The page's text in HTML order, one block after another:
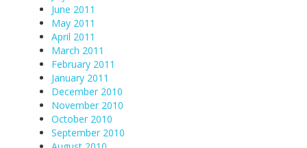
June 2011
May 2011
April 2011
March 2011
February 2011
January 2011
December 2010
November 2010
October 2010
September 2010